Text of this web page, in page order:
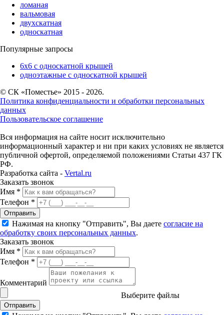
ломаная
вальмовая
двухскатная
односкатная
Популярные запросы
6х6 с односкатной крышей
одноэтажные с односкатной крышей
© СК «Поместье» 2015 - 2026.
Политика конфиденциальности и обработки персональных
данных
Пользовательское соглашение
Вся информация на сайте носит исключительно
информационный характер и ни при каких условиях не является
публичной офертой, определяемой положениями Статьи 437 ГК
РФ.
Разработка сайта - Vertal.ru
Заказать звонок
Имя *
Телефон *
Отправить
Нажимая на кнопку "Отправить", Вы даете согласие на
обработку своих персональных данных.
Заказать звонок
Имя *
Телефон *
Комментарий
Выберите файлы
Отправить